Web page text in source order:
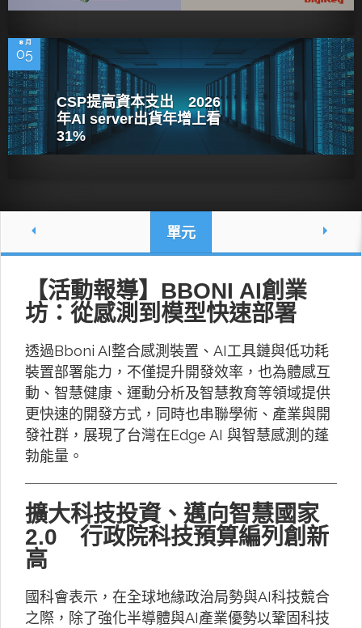
8 月
05
CSP提高資本支出 2026
年AI server出貨年增上看
31%
單元
【活動報導】BBONI AI創業
坊：從感測到模型快速部署
透過Bboni AI整合感測裝置、AI工具鏈與低功耗
裝置部署能力，不僅提升開發效率，也為體感互
動、智慧健康、運動分析及智慧教育等領域提供
更快速的開發方式，同時也串聯學術、產業與開
發社群，展現了台灣在Edge AI 與智慧感測的蓬
勃能量。
擴大科技投資、邁向智慧國家
2.0 行政院科技預算編列創新
高
國科會表示，在全球地緣政治局勢與AI科技競合
之際，除了強化半導體與AI產業優勢以鞏固科技